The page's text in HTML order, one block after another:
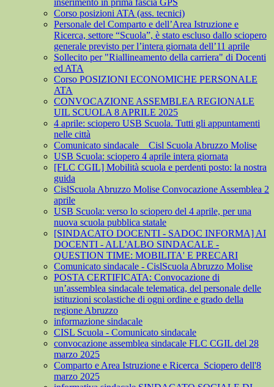
inserimento in prima fascia GPS
Corso posizioni ATA (ass. tecnici)
Personale del Comparto e dell’Area Istruzione e
Ricerca, settore “Scuola”, è stato escluso dallo sciopero
generale previsto per l’intera giornata dell’11 aprile
Sollecito per "Riallineamento della carriera" di Docenti
ed ATA
Corso POSIZIONI ECONOMICHE PERSONALE
ATA
CONVOCAZIONE ASSEMBLEA REGIONALE
UIL SCUOLA 8 APRILE 2025
4 aprile: sciopero USB Scuola. Tutti gli appuntamenti
nelle città
Comunicato sindacale _ Cisl Scuola Abruzzo Molise
USB Scuola: sciopero 4 aprile intera giornata
[FLC CGIL] Mobilità scuola e perdenti posto: la nostra
guida
CislScuola Abruzzo Molise Convocazione Assemblea 2
aprile
USB Scuola: verso lo sciopero del 4 aprile, per una
nuova scuola pubblica statale
[SINDACATO DOCENTI - SADOC INFORMA] AI
DOCENTI - ALL'ALBO SINDACALE -
QUESTION TIME: MOBILITA' E PRECARI
Comunicato sindacale - CislScuola Abruzzo Molise
POSTA CERTIFICATA: Convocazione di
un’assemblea sindacale telematica, del personale delle
istituzioni scolastiche di ogni ordine e grado della
regione Abruzzo
informazione sindacale
CISL Scuola - Comunicato sindacale
convocazione assemblea sindacale FLC CGIL del 28
marzo 2025
Comparto e Area Istruzione e Ricerca_Sciopero dell'8
marzo 2025